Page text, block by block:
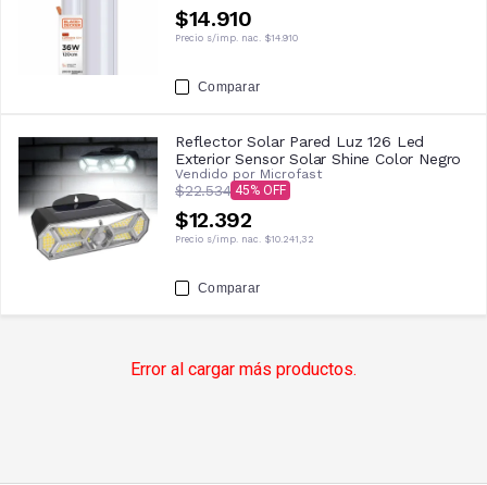
$14.910
Precio s/imp. nac. $14.910
Comparar
Reflector Solar Pared Luz 126 Led
Exterior Sensor Solar Shine Color Negro
Vendido por Microfast
$22.534 45
$12.392
Precio s/imp. nac. $10.241,32
Comparar
Error al cargar más productos.